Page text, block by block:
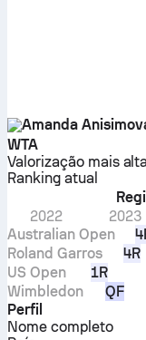
Amanda
WTA
Valorização mais
Ranking atual
2022
2023
Australian Open
Roland Garros
4R
US Open
1R
Wimbledon
QF
Perfil
Nome completo